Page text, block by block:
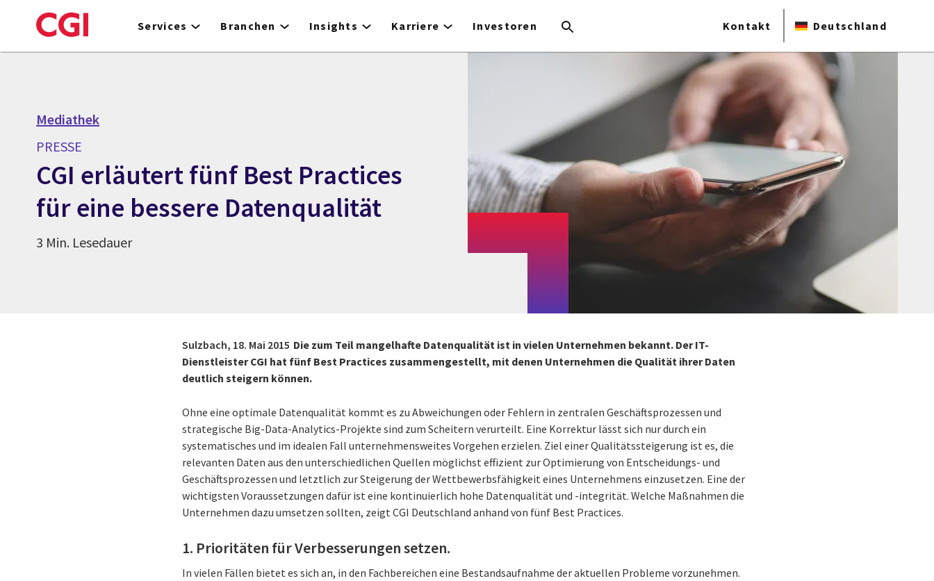
to
Services Branchen Insights Karriere Investoren Kontakt Deutschland
Mediathek
PRESSE
CGI erläutert fünf Best Practices
für eine bessere Datenqualität
3 Min. Lesedauer
Sulzbach, 18. Mai 2015 Die zum Teil mangelhafte Datenqualität ist in vielen Unternehmen bekannt. Der IT-
Dienstleister CGI hat fünf Best Practices zusammengestellt, mit denen Unternehmen die Qualität ihrer Daten
deutlich steigern können.
Ohne eine optimale Datenqualität kommt es zu Abweichungen oder Fehlern in zentralen Geschäftsprozessen und
strategische Big-Data-Analytics-Projekte sind zum Scheitern verurteilt. Eine Korrektur lässt sich nur durch ein
systematisches und im idealen Fall unternehmensweites Vorgehen erzielen. Ziel einer Qualitätssteigerung ist es, die
relevanten Daten aus den unterschiedlichen Quellen möglichst effizient zur Optimierung von Entscheidungs- und
Geschäftsprozessen und letztlich zur Steigerung der Wettbewerbsfähigkeit eines Unternehmens einzusetzen. Eine der
wichtigsten Voraussetzungen dafür ist eine kontinuierlich hohe Datenqualität und -integrität. Welche Maßnahmen die
Unternehmen dazu umsetzen sollten, zeigt CGI Deutschland anhand von fünf Best Practices.
1. Prioritäten für Verbesserungen setzen.
In vielen Fällen bietet es sich an, in den Fachbereichen eine Bestandsaufnahme der aktuellen Probleme vorzunehmen.